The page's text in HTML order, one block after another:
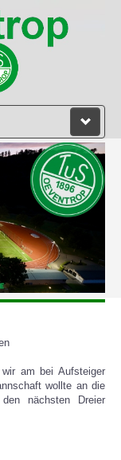
am bei Aufsteiger
wollte an die
nächsten Dreier